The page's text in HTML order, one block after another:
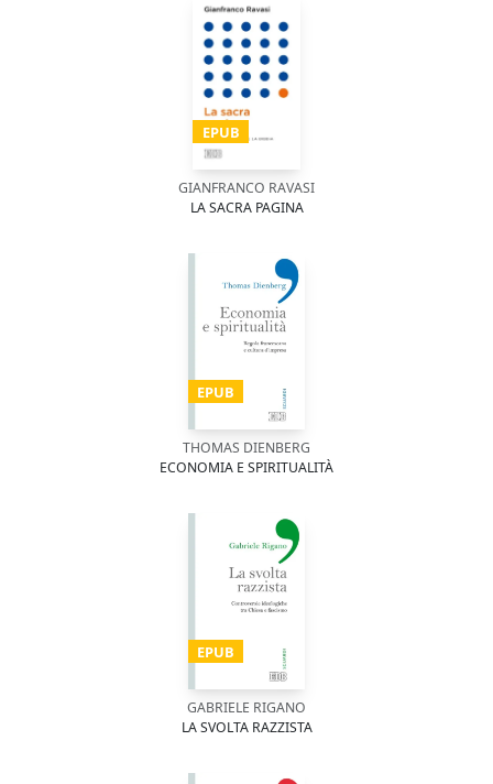
EPUB
GIANFRANCO RAVASI
LA SACRA PAGINA
EPUB
THOMAS DIENBERG
ECONOMIA E SPIRITUALITÀ
EPUB
GABRIELE RIGANO
LA SVOLTA RAZZISTA